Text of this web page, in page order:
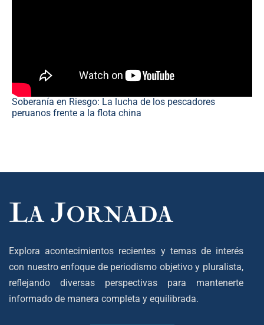
Soberanía en Riesgo: La lucha de los pescadores
peruanos frente a la flota china
Explora acontecimientos recientes y temas de interés
con nuestro enfoque de periodismo objetivo y pluralista,
reflejando diversas perspectivas para mantenerte
informado de manera completa y equilibrada.